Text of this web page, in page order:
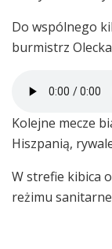
Do wspólnego
burmistrz
Kolejne mecze
Hiszpanią,
W strefie kibica
reżimu